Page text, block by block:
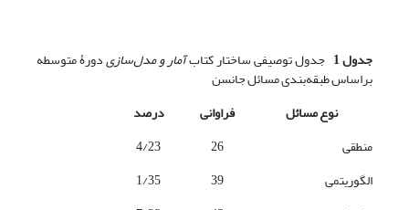
جدول 1 جدول توصیفی ساختار کتابآمار و مدل‌سازیدورۀ متوسطه
براساس طبقه‌بندی مسائل جانسن
نوع مسائل
فراوانی
درصد
منطقی
26
4/23
الگوریتمی
39
1/35